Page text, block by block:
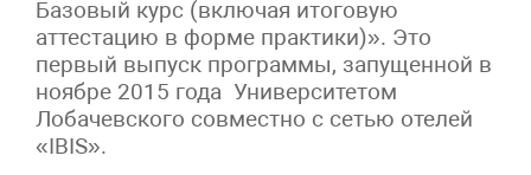
Базовый курс (включая итоговую
аттестацию в форме практики)». Это
первый выпуск программы, запущенной в
ноябре 2015 года Университетом
Лобачевского совместно с сетью отелей
«IBIS».